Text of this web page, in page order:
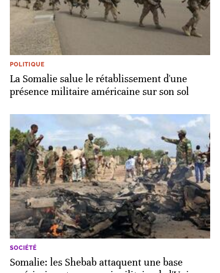
POLITIQUE
La Somalie salue le rétablissement d'une
présence militaire américaine sur son sol
SOCIÉTÉ
Somalie: les Shebab attaquent une base